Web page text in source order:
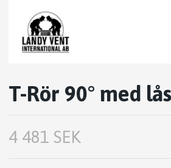
T-Rör 90° med
4 481 SEK